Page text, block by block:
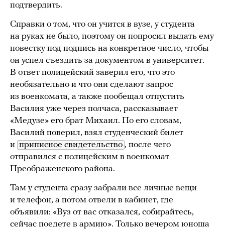
подтвердить.
Справки о том, что он учится в вузе, у студента
на руках не было, поэтому он попросил выдать ему
повестку под подпись на конкретное число, чтобы
он успел съездить за документом в университет.
В ответ полицейский заверил его, что это
необязательно и что они сделают запрос
из военкомата, а также пообещал отпустить
Василия уже через полчаса, рассказывает
«Медузе» его брат Михаил. По его словам,
Василий поверил, взял студенческий билет
и приписное свидетельство , после чего
отправился с полицейским в военкомат
Преображенского района.
Там у студента сразу забрали все личные вещи
и телефон, а потом отвели в кабинет, где
объявили: «Вуз от вас отказался, собирайтесь,
сейчас поедете в армию». Только вечером юноша